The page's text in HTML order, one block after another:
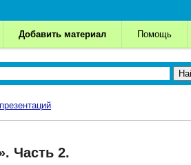
Добавить материал Помощь
Часть 2.